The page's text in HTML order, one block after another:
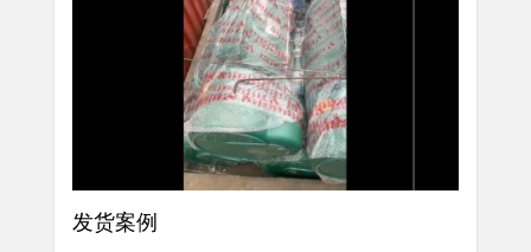
发货案例